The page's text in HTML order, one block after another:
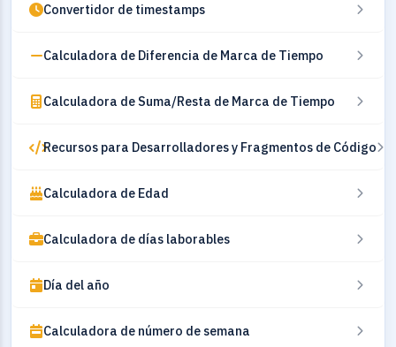
Convertidor de timestamps
Calculadora de Diferencia de Marca de Tiempo
Calculadora de Suma/Resta de Marca de Tiempo
Recursos para Desarrolladores y Fragmentos de Código
Calculadora de Edad
Calculadora de días laborables
Día del año
Calculadora de número de semana